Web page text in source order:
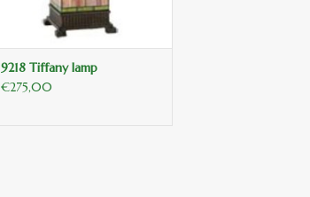
9218 Tiffany lamp
€275,00